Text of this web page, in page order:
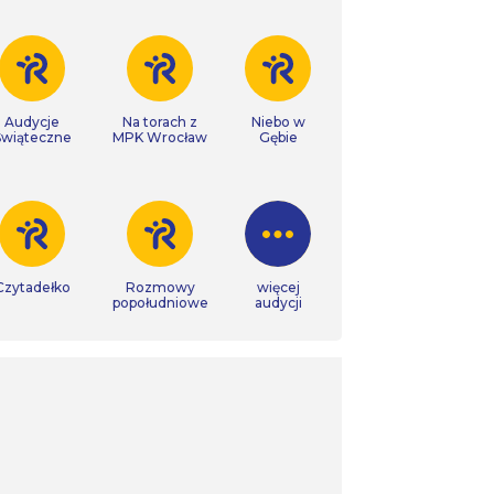
Audycje
Na torach z
MPK Wrocław
Niebo w
Gębie
Rozmowy
popołudniowe
więcej
audycji